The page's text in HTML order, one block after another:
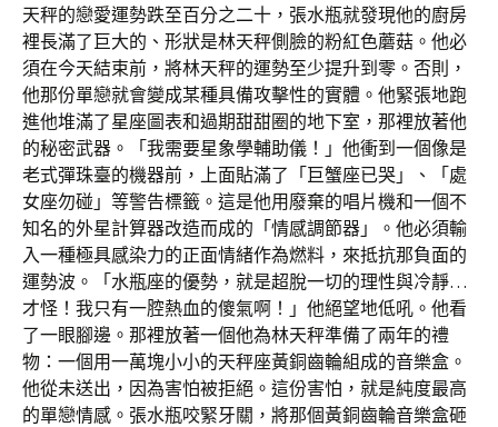
天秤的戀愛運勢跌至百分之二十，張水瓶就發現他的廚房
裡長滿了巨大的、形狀是林天秤側臉的粉紅色蘑菇。他必
須在今天結束前，將林天秤的運勢至少提升到零。否則，
他那份單戀就會變成某種具備攻擊性的實體。他緊張地跑
進他堆滿了星座圖表和過期甜甜圈的地下室，那裡放著他
的秘密武器。「我需要星象學輔助儀！」他衝到一個像是
老式彈珠臺的機器前，上面貼滿了「巨蟹座已哭」、「處
女座勿碰」等警告標籤。這是他用廢棄的唱片機和一個不
知名的外星計算器改造而成的「情感調節器」。他必須輸
入一種極具感染力的正面情緒作為燃料，來抵抗那負面的
運勢波。「水瓶座的優勢，就是超脫一切的理性與冷靜…
才怪！我只有一腔熱血的傻氣啊！」他絕望地低吼。他看
了一眼腳邊。那裡放著一個他為林天秤準備了兩年的禮
物：一個用一萬塊小小的天秤座黃銅齒輪組成的音樂盒。
他從未送出，因為害怕被拒絕。這份害怕，就是純度最高
的單戀情感。張水瓶咬緊牙關，將那個黃銅齒輪音樂盒砸